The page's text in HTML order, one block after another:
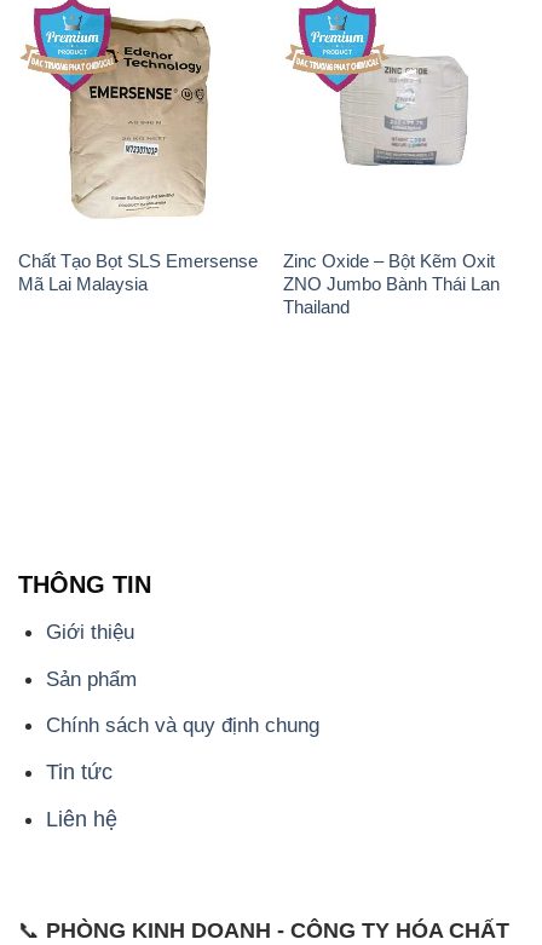
Chất Tạo Bọt SLS Emersense
Mã Lai Malaysia
Zinc Oxide – Bột Kẽm Oxit
ZNO Jumbo Bành Thái Lan
Thailand
THÔNG TIN
Giới thiệu
Sản phẩm
Chính sách và quy định chung
Tin tức
Liên hệ
📞 PHÒNG KINH DOANH - CÔNG TY HÓA CHẤT